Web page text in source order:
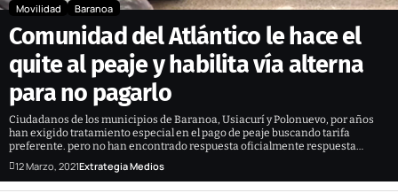
Movilidad Baranoa
Comunidad del Atlántico le hace el
quite al peaje y habilita vía alterna
para no pagarlo
Ciudadanos de los municipios de Baranoa, Usiacurí y Polonuevo, por años
han exigido tratamiento especial en el pago de peaje buscando tarifa
preferente. pero no han encontrado respuesta oficialmente respuesta…
12 Marzo, 2021Extrategia Medios